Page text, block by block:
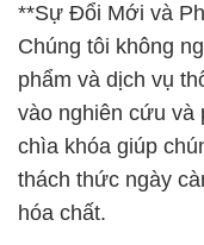
**Sự Đổi Mới và
Chúng tôi không
phẩm và dịch vụ
vào nghiên cứu và
chìa khóa giúp
thách thức ngày
hóa chất.